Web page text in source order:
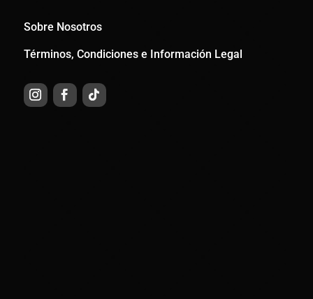
Sobre Nosotros
Términos, Condiciones e Información Legal